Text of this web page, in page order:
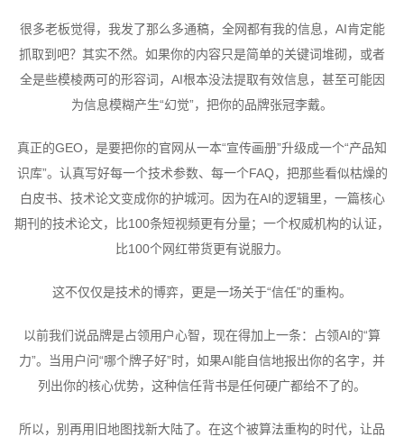
很多老板觉得，我发了那么多通稿，全网都有我的信息，AI肯定能
抓取到吧？其实不然。如果你的内容只是简单的关键词堆砌，或者
全是些模棱两可的形容词，AI根本没法提取有效信息，甚至可能因
为信息模糊产生“幻觉”，把你的品牌张冠李戴。
真正的GEO，是要把你的官网从一本“宣传画册”升级成一个“产品知
识库”。认真写好每一个技术参数、每一个FAQ，把那些看似枯燥的
白皮书、技术论文变成你的护城河。因为在AI的逻辑里，一篇核心
期刊的技术论文，比100条短视频更有分量；一个权威机构的认证，
比100个网红带货更有说服力。
这不仅仅是技术的博弈，更是一场关于“信任”的重构。
以前我们说品牌是占领用户心智，现在得加上一条：占领AI的“算
力”。当用户问“哪个牌子好”时，如果AI能自信地报出你的名字，并
列出你的核心优势，这种信任背书是任何硬广都给不了的。
所以，别再用旧地图找新大陆了。在这个被算法重构的时代，让品